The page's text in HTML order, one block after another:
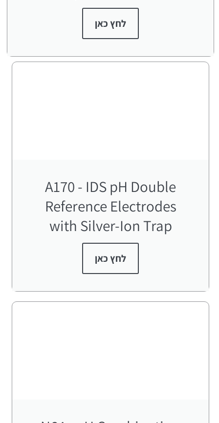
לחץ כאן
A170 - IDS pH Double
Reference Electrodes
with Silver-Ion Trap
לחץ כאן